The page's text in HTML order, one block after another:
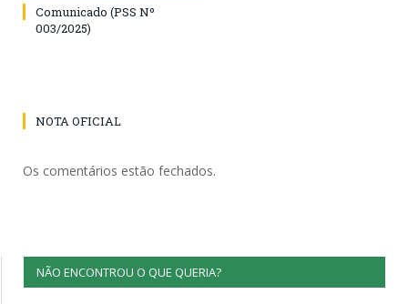
Comunicado (PSS Nº
003/2025)
NOTA OFICIAL
Os comentários estão fechados.
NÃO ENCONTROU O QUE QUERIA?